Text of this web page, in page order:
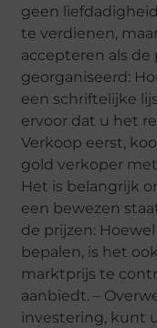
geen
te verdienen,
accepteren als de
georganiseerd:
een schriftelijke
ervoor dat u het
Verkoop eerst,
gold verkoper
Het is belangrijk
een bewezen
de prijzen:
bepalen, is het
marktprijs te
aanbiedt. –
investering, kunt